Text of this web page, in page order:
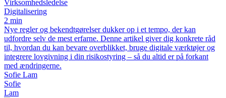
Virksomhedsledelse
Digitalisering
2 min
Nye regler og bekendtgørelser dukker op i et tempo, der kan
udfordre selv de mest erfarne. Denne artikel giver dig konkrete råd
til, hvordan du kan bevare overblikket, bruge digitale værktøjer og
integrere lovgivning i din risikostyring – så du altid er på forkant
med ændringerne.
Sofie Lam
Sofie
Lam